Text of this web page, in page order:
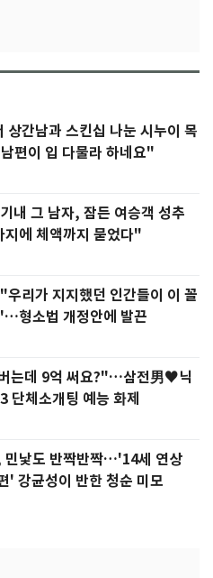
상간남과 스킨십 나눈 시누이 목
편이 입 다물라 하네요"
내 그 남자, 잠든 여승객 성추
에 체액까지 묻었다"
우리가 지지했던 인간들이 이 꼴
형소법 개정안에 발끈
는데 9억 써요?"…삼전男♥닉
단체소개팅 예능 화제
민낯도 반짝반짝…'14세 연상
' 강균성이 반한 청순 미모